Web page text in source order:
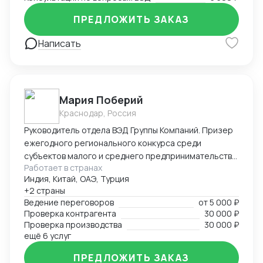
Написать
ПРЕДЛОЖИТЬ ЗАКАЗ
Мария Поберий
Краснодар, Россия
Руководитель отдела ВЭД Группы Компаний. Призер
ежегодного регионального конкурса среди
субъектов малого и среднего предпринимательства
«Экспортер года» в Краснодарском крае. 17 лет в
импорте, экспорте, белом ВЭД. Более 25 000 часов
успешных переговоров онлайн и офлайн, устных и
письменных с поставщиками и потенциальными
Покупателями на английском языке. В портфеле
опыт успешных переговоров с крупнейшими
заводами бытовой техники Китая, Турции на уровне
первых лиц: AUX, Hisence, Haier, Changhong, MBO,
Работает в странах
Индия, Китай, ОАЭ, Турция
+2 страны
Ведение переговоров
от5 000 ₽
Проверка контрагента
30 000 ₽
Проверка производства
30 000 ₽
ещё 6 услуг
ПРЕДЛОЖИТЬ ЗАКАЗ